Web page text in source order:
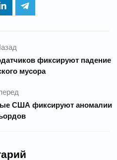
фиксируют падение
мусора
США фиксируют аномалии